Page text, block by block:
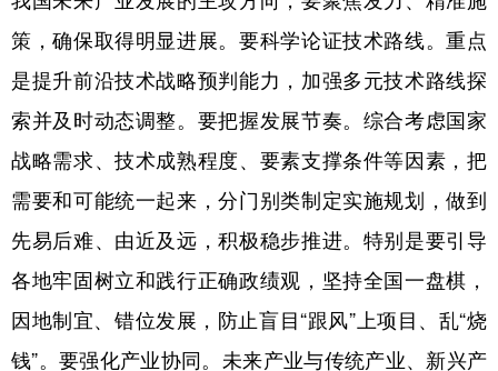
策，确保取得明显进展。要科学论证技术路线。重点
是提升前沿技术战略预判能力，加强多元技术路线探
索并及时动态调整。要把握发展节奏。综合考虑国家
战略需求、技术成熟程度、要素支撑条件等因素，把
需要和可能统一起来，分门别类制定实施规划，做到
先易后难、由近及远，积极稳步推进。特别是要引导
各地牢固树立和践行正确政绩观，坚持全国一盘棋，
因地制宜、错位发展，防止盲目“跟风”上项目、乱“烧
钱”。要强化产业协同。未来产业与传统产业、新兴产